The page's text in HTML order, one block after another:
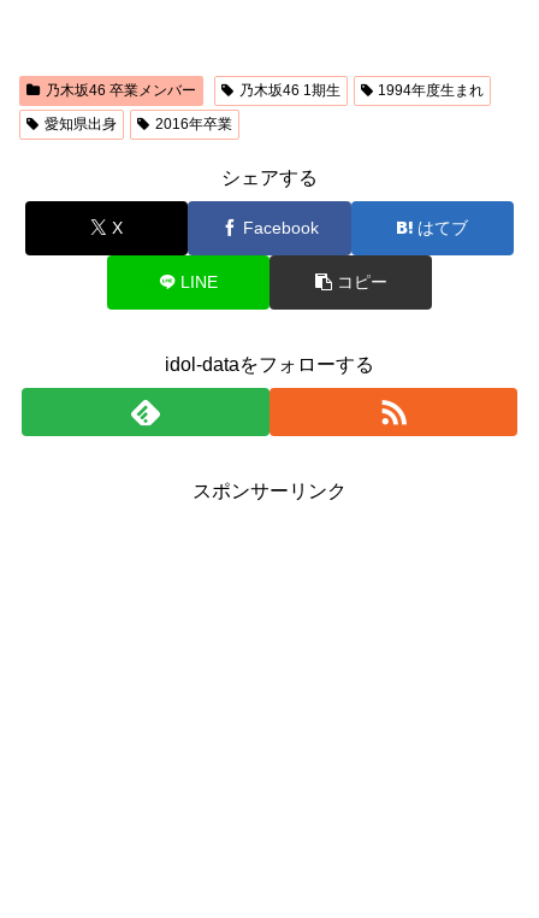
乃木坂46 卒業メンバー 乃木坂46 1期生
1994年度生まれ
愛知県出身
2016年卒業
シェアする
X Facebook はてブ
LINE コピー
idol-dataをフォローする
スポンサーリンク